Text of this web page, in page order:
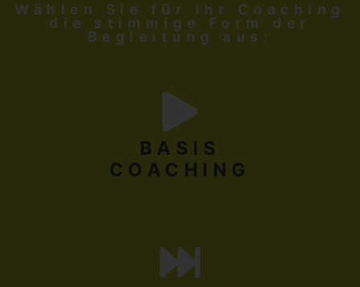
Wählen Sie für Ihr Coaching
die stimmige Form der
Begleitung aus:
BASIS
COACHING